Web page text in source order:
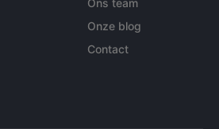
Ons team
Onze blog
Contact